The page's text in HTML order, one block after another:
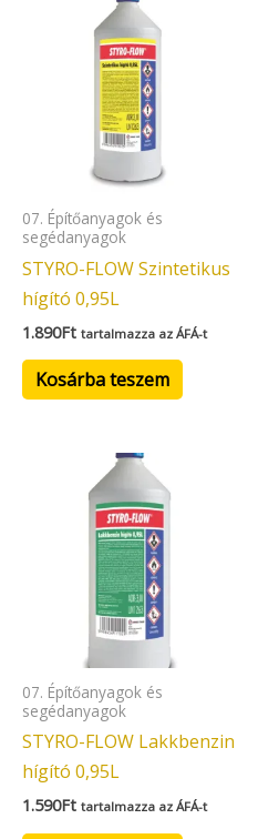
07. Építőanyagok és
segédanyagok
STYRO-FLOW Szintetikus
hígító 0,95L
1.890Ft tartalmazza az ÁFÁ-t
Kosárba teszem
07. Építőanyagok és
segédanyagok
STYRO-FLOW Lakkbenzin
hígító 0,95L
1.590Ft tartalmazza az ÁFÁ-t